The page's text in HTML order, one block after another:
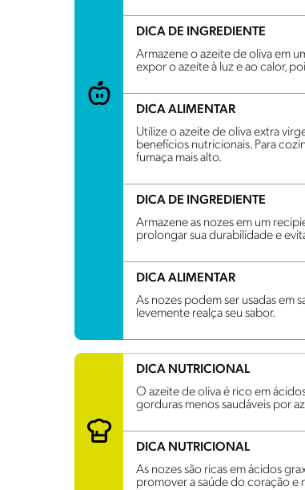
DICA DE INGREDIENTE
Armazene o azeite de oliva em
expor o azeite à luz e ao calor,
DICA ALIMENTAR
Utilize o azeite de oliva extra
benefícios nutricionais. Para
fumaça mais alto.
DICA DE INGREDIENTE
Armazene as nozes em um
prolongar sua durabilidade e
DICA ALIMENTAR
As nozes podem ser usadas em
levemente realça seu sabor.
DICA NUTRICIONAL
O azeite de oliva é rico em
gorduras menos saudáveis por
DICA NUTRICIONAL
As nozes são ricas em ácidos
promover a saúde do coração e